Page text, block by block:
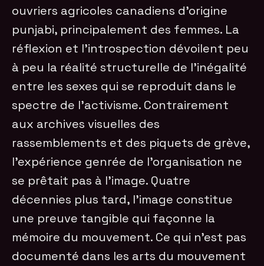
ouvriers agricoles canadiens d’origine
punjabi, principalement des femmes. La
réflexion et l’introspection dévoilent peu
à peu la réalité structurelle de l’inégalité
entre les sexes qui se reproduit dans le
spectre de l’activisme. Contrairement
aux archives visuelles des
rassemblements et des piquets de grève,
l’expérience genrée de l’organisation ne
se prêtait pas à l’image. Quatre
décennies plus tard, l’image constitue
une preuve tangible qui façonne la
mémoire du mouvement. Ce qui n’est pas
documenté dans les arts du mouvement